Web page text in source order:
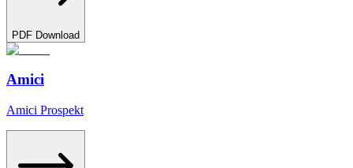
PDF Download
Amici
Amici Prospekt